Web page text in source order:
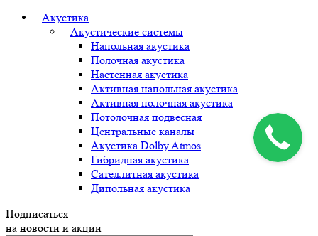
Акустика
Акустические системы
Напольная акустика
Полочная акустика
Настенная акустика
Активная напольная акустика
Активная полочная акустика
Потолочная подвесная
Центральные каналы
Акустика Dolby Atmos
Гибридная акустика
Сателлитная акустика
Дипольная акустика
Подписаться
на новости и акции